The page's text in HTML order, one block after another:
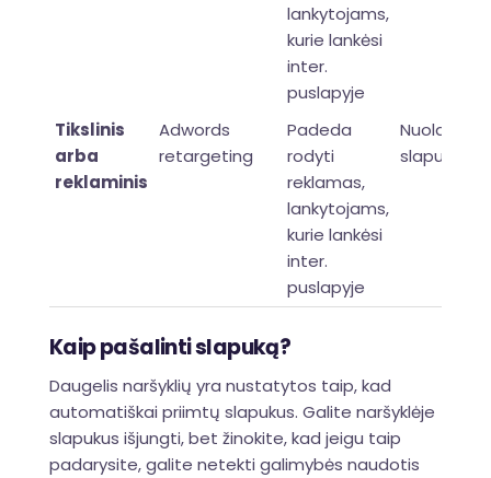
lankytojams,
kurie lankėsi
inter.
puslapyje
Tikslinis
arba
reklaminis
Adwords
retargeting
Padeda
rodyti
reklamas,
lankytojams,
kurie lankėsi
inter.
puslapyje
Nuolatinis
slapukas
Kaip pašalinti slapuką?
Daugelis naršyklių yra nustatytos taip, kad
automatiškai priimtų slapukus. Galite naršyklėje
slapukus išjungti, bet žinokite, kad jeigu taip
padarysite, galite netekti galimybės naudotis